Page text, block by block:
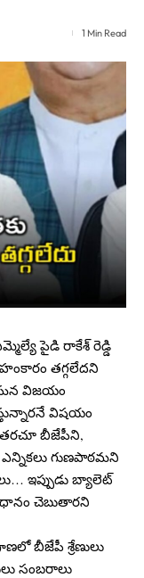
1 Min Read
పైడి రాకేశ్ రెడ్డి
తగ్గలేదని
ఘన విజయం
విషయం
బీజేపీని,
గుణపాఠమని
ఇప్పుడు బ్యాలెట్
చెబుతారని
బీజేపీ శ్రేణులు
సంబరాలు